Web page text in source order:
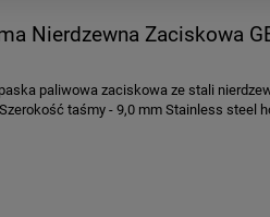
Nierdzewna Zaciskowa
paliwowa zaciskowa ze stali
taśmy - 9,0 mm Stainless steel